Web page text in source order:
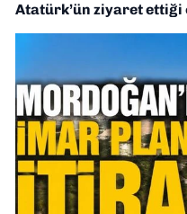
Atatürk’ün ziyaret ettiği